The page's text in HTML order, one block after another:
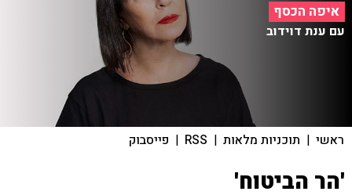
איפה הכסף
עם ענת דוידוב
ראשי | תוכניות מלאות |
RSS
| פייסבוק
'הר הביטוח'